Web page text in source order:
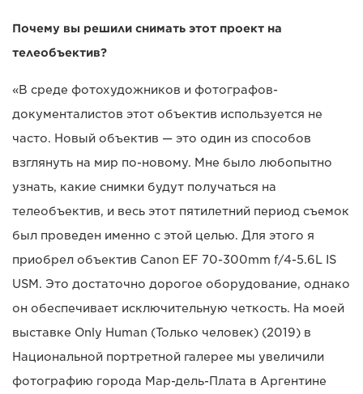
Почему вы решили снимать этот проект на
телеобъектив?
«В среде фотохудожников и фотографов-
документалистов этот объектив используется не
часто. Новый объектив — это один из способов
взглянуть на мир по-новому. Мне было любопытно
узнать, какие снимки будут получаться на
телеобъектив, и весь этот пятилетний период съемок
был проведен именно с этой целью. Для этого я
приобрел объектив Canon EF 70-300mm f/4-5.6L IS
USM. Это достаточно дорогое оборудование, однако
он обеспечивает исключительную четкость. На моей
выставке Only Human (Только человек) (2019) в
Национальной портретной галерее мы увеличили
фотографию города Мар-дель-Плата в Аргентине